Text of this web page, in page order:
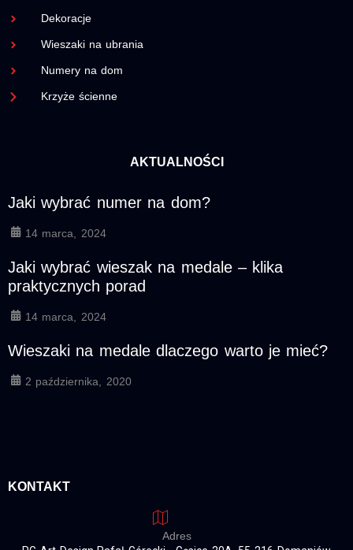
Dekoracje
Wieszaki na ubrania
Numery na dom
Krzyże ścienne
AKTUALNOŚCI
Jaki wybrać numer na dom?
14 marca, 2024
Jaki wybrać wieszak na medale – klika
praktycznych porad
14 marca, 2024
Wieszaki na medale dlaczego warto je mieć?
2 października, 2020
KONTAKT
Adres